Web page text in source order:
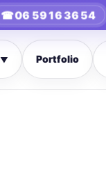
☎06 59 16 36 54
▼ Portfolio